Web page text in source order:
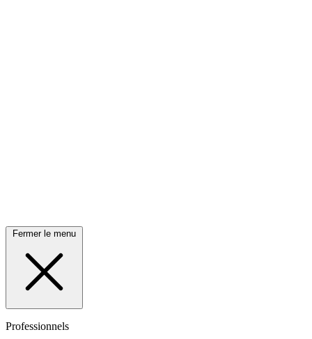
Fermer le menu
Professionnels